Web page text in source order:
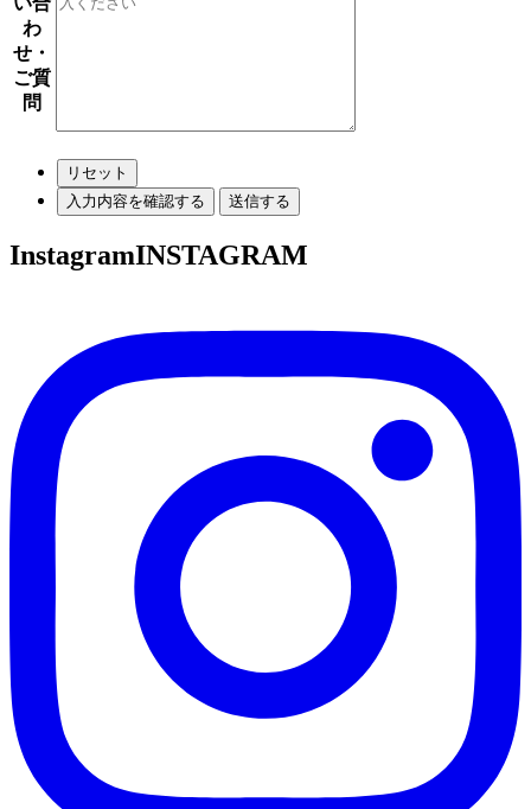
わ
せ・
ご質
問
リセット
InstagramINSTAGRAM